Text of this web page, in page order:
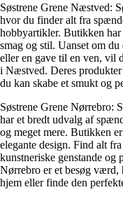
Søstrene Grene Næstved:
hvor du finder alt fra
hobbyartikler. Butikken
smag og stil. Uanset om
eller en gave til en ven, vil
i Næstved. Deres
du kan skabe et smukt og
Søstrene Grene Nørrebro:
har et bredt udvalg af
og meget mere. Butikken
elegante design. Find alt
kunstneriske genstande og
Nørrebro er et besøg
hjem eller finde den